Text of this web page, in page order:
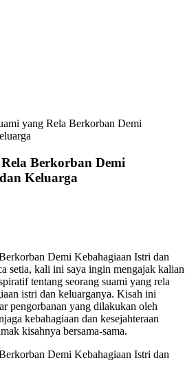
yang Rela Berkorban Demi
Berkorban Demi
Keluarga
Demi Kebahagiaan Istri dan
setia, kali ini saya ingin mengajak kalian
tentang seorang suami yang rela
istri dan keluarganya. Kisah ini
pengorbanan yang dilakukan oleh
kebahagiaan dan kesejahteraan
kisahnya bersama-sama.
Demi Kebahagiaan Istri dan